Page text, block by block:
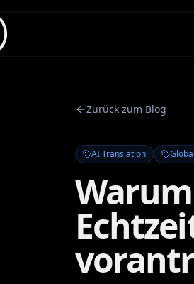
Zurück zum Blog
AI Translation